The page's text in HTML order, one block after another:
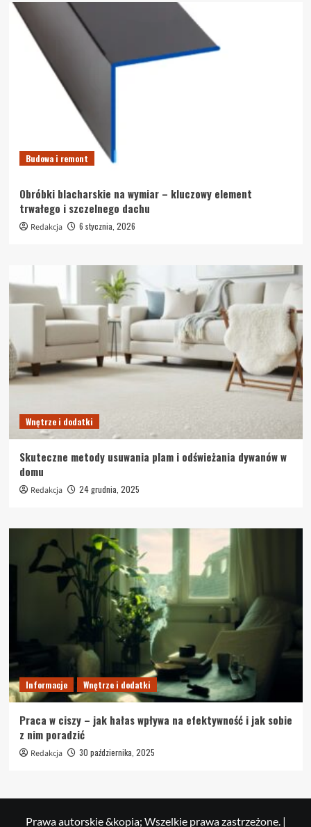
Budowa i remont
Obróbki blacharskie na wymiar – kluczowy element
trwałego i szczelnego dachu
Redakcja 6 stycznia, 2026
Wnętrze i dodatki
Skuteczne metody usuwania plam i odświeżania dywanów w
domu
Redakcja 24 grudnia, 2025
Informacje Wnętrze i dodatki
Praca w ciszy – jak hałas wpływa na efektywność i jak sobie
z nim poradzić
Redakcja 30 października, 2025
Prawa autorskie &kopia; Wszelkie prawa zastrzeżone. |